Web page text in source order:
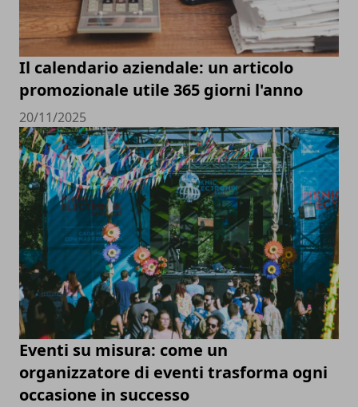
Il calendario aziendale: un articolo
promozionale utile 365 giorni l'anno
20/11/2025
Eventi su misura: come un
organizzatore di eventi trasforma ogni
occasione in successo